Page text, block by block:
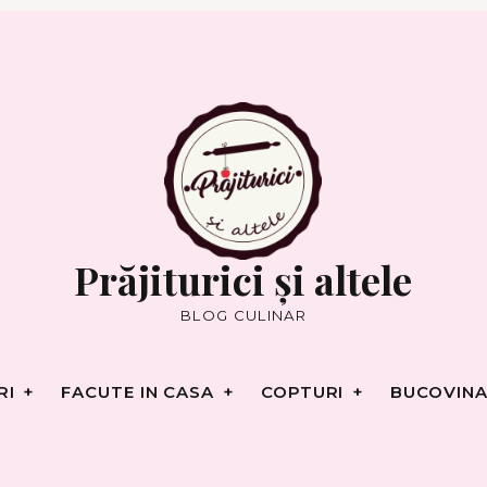
Prăjiturici și altele
BLOG CULINAR
FACUTE IN CASA COPTURI